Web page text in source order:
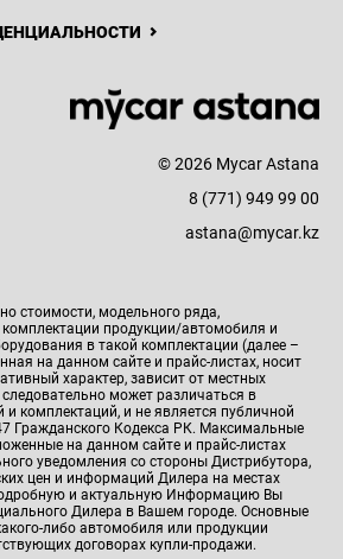
© 2026 Mycar Astana
8 (771) 949 99 00
astana@mycar.kz
стоимости, модельного ряда,
комплектации продукции/автомобиля и
в такой комплектации (далее –
на данном сайте и прайс-листах, носит
характер, зависит от местных
может различаться в
комплектаций, и не является публичной
Гражданского Кодекса РК. Максимальные
на данном сайте и прайс-листах
уведомления со стороны Дистрибутора,
цен и информаций Дилера на местах
и актуальную Информацию Вы
Дилера в Вашем городе. Основные
либо автомобиля или продукции
договорах купли-продажи.